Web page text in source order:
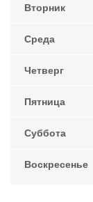
Вторник
Среда
Четверг
Пятница
Суббота
Воскресенье